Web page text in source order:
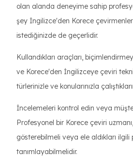
olan alanda deneyime sahip
şey İngilizce'den Korece
istediğinizde de geçerlidir.
Kullandıkları araçları,
ve Korece'den İngilizceye çeviri
türlerinizle ve konularınızla
İncelemeleri kontrol edin veya
Profesyonel bir Korece çeviri
gösterebilmeli veya ele aldıkları ilgili
tanımlayabilmelidir.